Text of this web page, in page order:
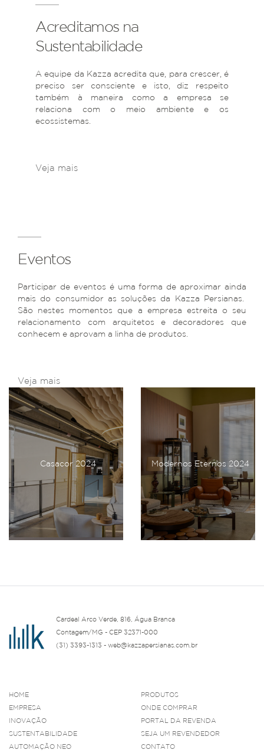
Acreditamos na
Sustentabilidade
A equipe da Kazza acredita que, para crescer, é
preciso ser consciente e isto, diz respeito
também à maneira como a empresa se
relaciona com o meio ambiente e os
ecossistemas.
Veja mais
Eventos
Participar de eventos é uma forma de aproximar ainda
mais do consumidor as soluções da Kazza Persianas.
São nestes momentos que a empresa estreita o seu
relacionamento com arquitetos e decoradores que
conhecem e aprovam a linha de produtos.
Veja mais
Casacor 2024 Modernos Eternos 2024
Cardeal Arco Verde, 816, Água Branca
Contagem/MG - CEP 32371-000
(31) 3393-1313 - web@kazzapersianas.com.br
HOME
EMPRESA
INOVAÇÃO
SUSTENTABILIDADE
AUTOMAÇÃO NEO
PRODUTOS
ONDE COMPRAR
PORTAL DA REVENDA
SEJA UM REVENDEDOR
CONTATO